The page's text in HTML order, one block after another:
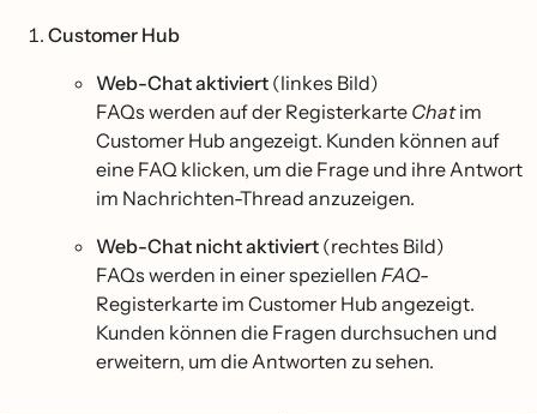
Customer Hub
Web-Chat aktiviert (linkes Bild)
FAQs werden auf der Registerkarte Chatim
Customer Hub angezeigt. Kunden können auf
eine FAQ klicken, um die Frage und ihre Antwort
im Nachrichten-Thread anzuzeigen.
Web-Chat nicht aktiviert (rechtes Bild)
FAQs werden in einer speziellen FAQ-
Registerkarte im Customer Hub angezeigt.
Kunden können die Fragen durchsuchen und
erweitern, um die Antworten zu sehen.